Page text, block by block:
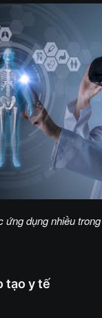
ứng dụng nhiều
tạo y tế